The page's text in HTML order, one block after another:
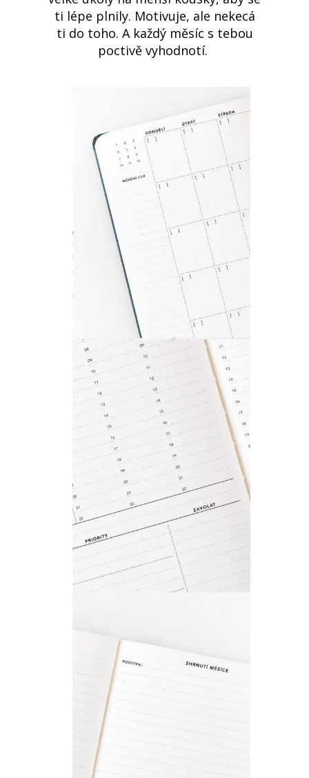
ti lépe plnily. Motivuje, ale nekecá
ti do toho. A každý měsíc s tebou
poctivě vyhodnotí.